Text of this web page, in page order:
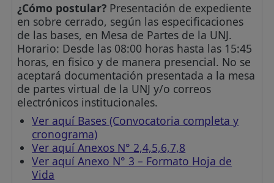
¿Cómo postular? Presentación de expediente
en sobre cerrado, según las especificaciones
de las bases, en Mesa de Partes de la UNJ.
Horario: Desde las 08:00 horas hasta las 15:45
horas, en fisico y de manera presencial. No se
aceptará documentación presentada a la mesa
de partes virtual de la UNJ y/o correos
electrónicos institucionales.
Ver aquí Bases (Convocatoria completa y
cronograma)
Ver aquí Anexos N° 2,4,5,6,7,8
Ver aquí Anexo N° 3 – Formato Hoja de
Vida